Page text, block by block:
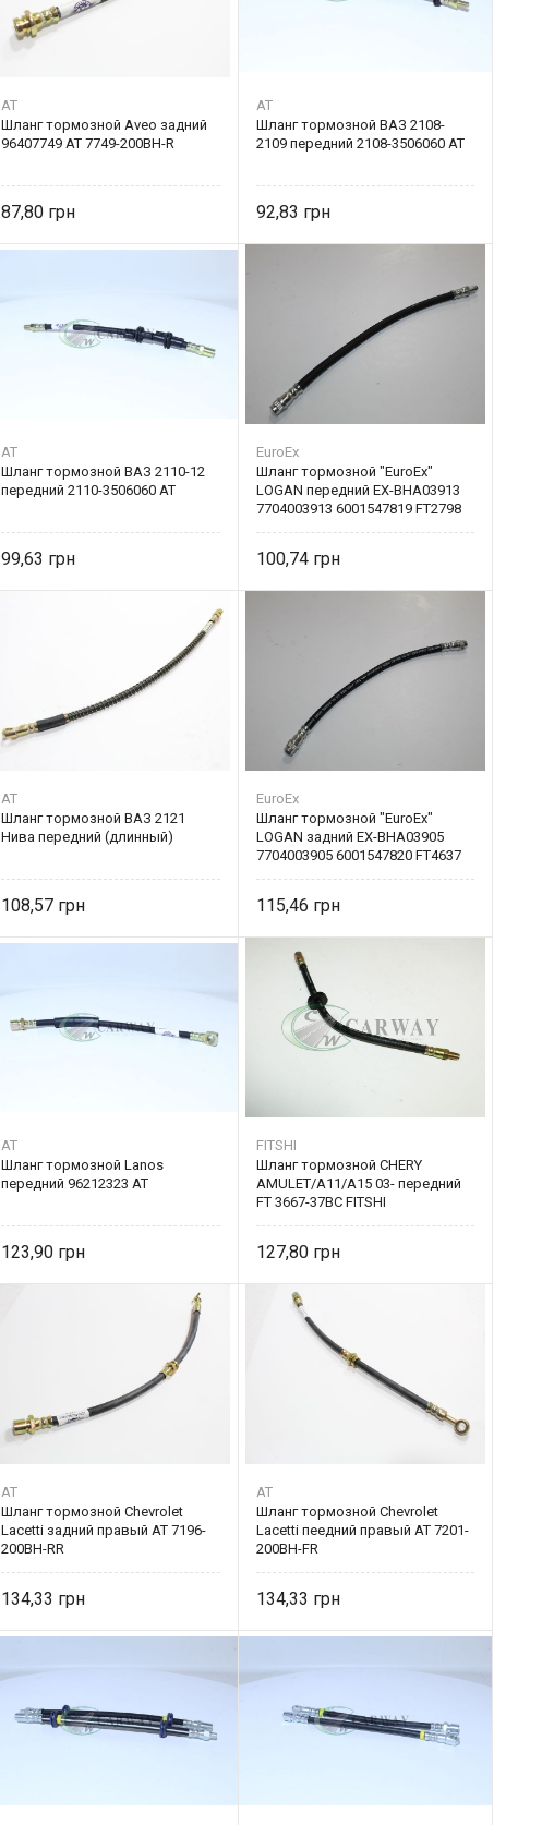
AT
Шланг тормозной Aveo задний
96407749 AT 7749-200BH-R
87,80
AT
Шланг тормозной ВАЗ 2108-
2109 передний 2108-3506060 AT
92,83
AT
Шланг тормозной ВАЗ 2110-12
передний 2110-3506060 AT
99,63
EuroEx
Шланг тормозной "EuroEx"
LOGAN передний EX-BHA03913
7704003913 6001547819 FT2798
100,74
AT
Шланг тормозной ВАЗ 2121
Нива передний (длинный)
108,57
EuroEx
Шланг тормозной "EuroEx"
LOGAN задний EX-BHA03905
7704003905 6001547820 FT4637
115,46
AT
Шланг тормозной Lanos
передний 96212323 AT
123,90
FITSHI
Шланг тормозной CHERY
AMULET/A11/A15 03- передний
FT 3667-37BC FITSHI
127,80
AT
Шланг тормозной Chevrolet
Lacetti задний правый AT 7196-
200BH-RR
134,33
AT
Шланг тормозной Chevrolet
Lacetti пеедний правый AT 7201-
200BH-FR
134,33